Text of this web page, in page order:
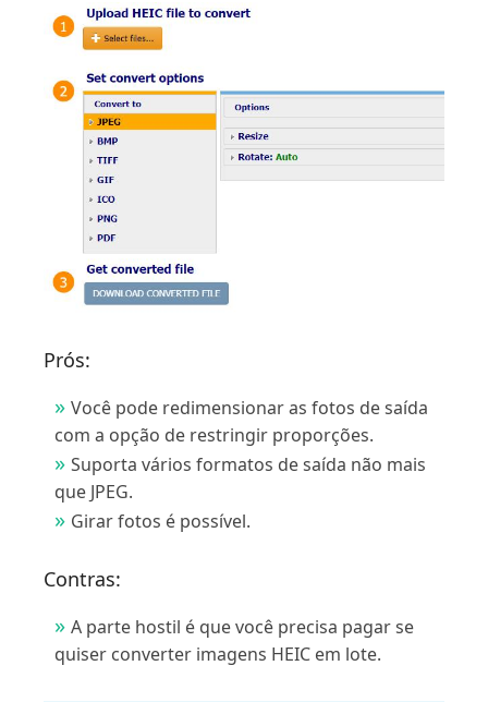
Prós:
Você pode redimensionar as fotos de saída
com a opção de restringir proporções.
Suporta vários formatos de saída não mais
que JPEG.
Girar fotos é possível.
Contras:
A parte hostil é que você precisa pagar se
quiser converter imagens HEIC em lote.